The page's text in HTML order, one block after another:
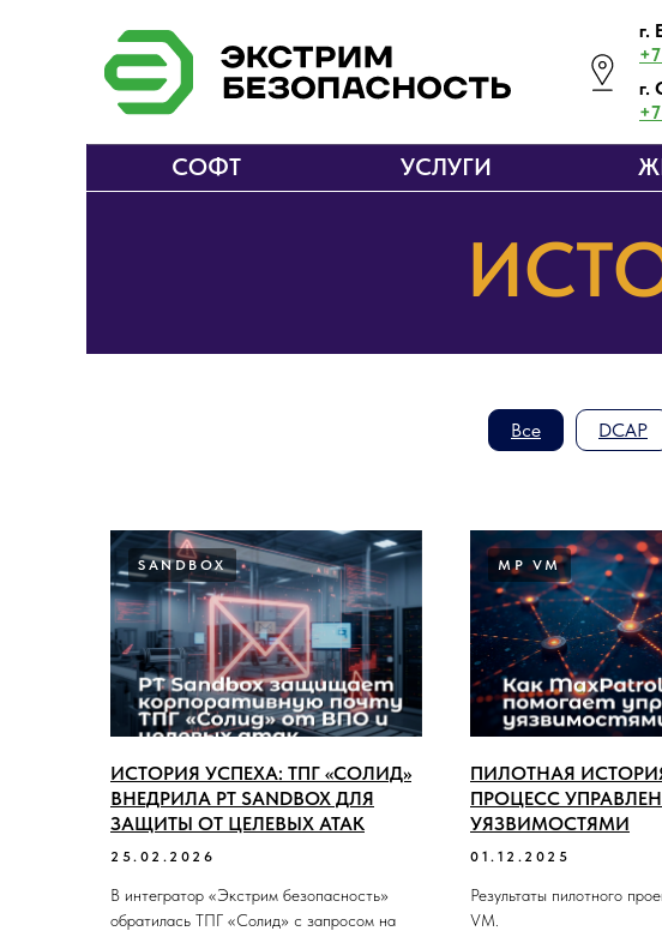
г.
г.
СОФТ УСЛУГИ
Все DCAP
SANDBOX
ИСТОРИЯ УСПЕХА: ТПГ «СОЛИД»
ВНЕДРИЛА PT SANDBOX ДЛЯ
ЗАЩИТЫ ОТ ЦЕЛЕВЫХ АТАК
25.02.2026
В интегратор «Экстрим безопасность»
обратилась ТПГ «Солид» с запросом на
MP VM
ПИЛОТНАЯ
ПРОЦЕСС
УЯЗВИМОСТЯМИ
01.12.2025
Результаты пилотного
VM.